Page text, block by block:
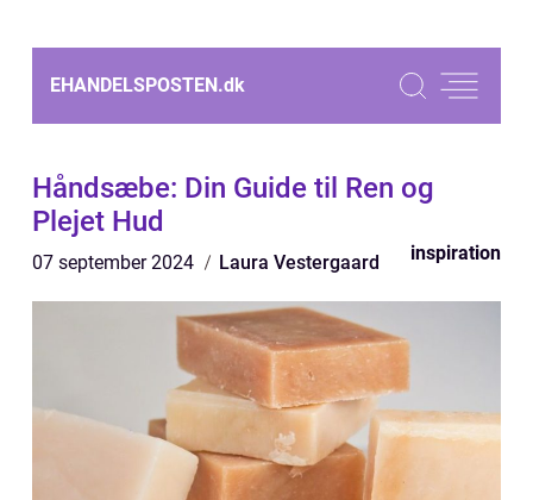
EHANDELSPOSTEN.dk
Håndsæbe: Din Guide til Ren og
Plejet Hud
07 september 2024 Laura Vestergaard inspiration